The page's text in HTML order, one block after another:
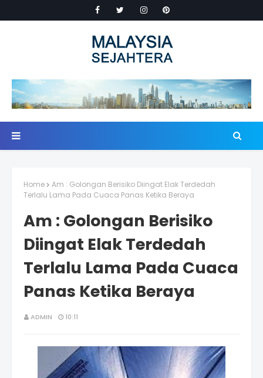
Home
Am : Golongan Berisiko Diingat Elak Terdedah
Terlalu Lama Pada Cuaca Panas Ketika Beraya
Am : Golongan Berisiko
Diingat Elak Terdedah
Terlalu Lama Pada Cuaca
Panas Ketika Beraya
ADMIN 10:11